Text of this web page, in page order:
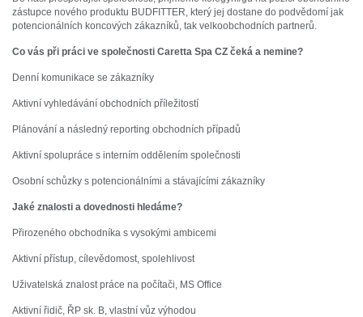
zástupce nového produktu BUDFITTER, který jej dostane do podvědomí jak
potencionálních koncových zákazníků, tak velkoobchodních partnerů.
Co vás při práci ve společnosti Caretta Spa CZ čeká a nemine?
Denní komunikace se zákazníky
Aktivní vyhledávání obchodních příležitostí
Plánování a následný reporting obchodních případů
Aktivní spolupráce s interním oddělením společnosti
Osobní schůzky s potencionálními a stávajícími zákazníky
Jaké znalosti a dovednosti hledáme?
Přirozeného obchodníka s vysokými ambicemi
Aktivní přístup, cílevědomost, spolehlivost
Uživatelská znalost práce na počítači, MS Office
Aktivní řidič, ŘP sk. B, vlastní vůz výhodou